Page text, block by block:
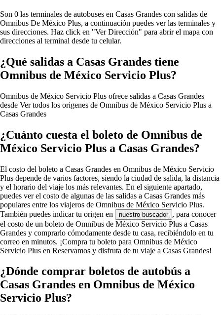
Son 0 las terminales de autobuses en Casas Grandes con salidas de
Omnibus De México Plus, a continuación puedes ver las terminales y
sus direcciones. Haz click en "Ver Dirección" para abrir el mapa con
direcciones al terminal desde tu celular.
¿Qué salidas a Casas Grandes tiene
Omnibus de México Servicio Plus?
Omnibus de México Servicio Plus ofrece salidas a Casas Grandes
desde Ver todos los orígenes de Omnibus de México Servicio Plus a
Casas Grandes
¿Cuánto cuesta el boleto de Omnibus de
México Servicio Plus a Casas Grandes?
El costo del boleto a Casas Grandes en Omnibus de México Servicio
Plus depende de varios factores, siendo la ciudad de salida, la distancia
y el horario del viaje los más relevantes. En el siguiente apartado,
puedes ver el costo de algunas de las salidas a Casas Grandes más
populares entre los viajeros de Omnibus de México Servicio Plus.
También puedes indicar tu origen en
nuestro buscador , para conocer
el costo de un boleto de Omnibus de México Servicio Plus a Casas
Grandes y comprarlo cómodamente desde tu casa, recibiéndolo en tu
correo en minutos. ¡Compra tu boleto para Omnibus de México
Servicio Plus en Reservamos y disfruta de tu viaje a Casas Grandes!
¿Dónde comprar boletos de autobús a
Casas Grandes en Omnibus de México
Servicio Plus?